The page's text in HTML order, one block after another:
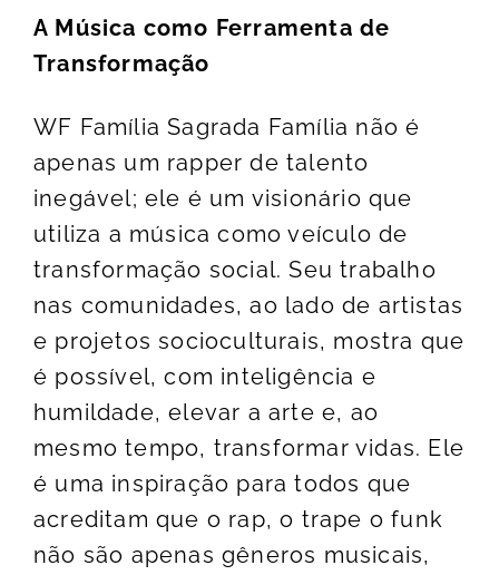
A Música como Ferramenta de
Transformação
WF Família Sagrada Família não é
apenas um rapper de talento
inegável; ele é um visionário que
utiliza a música como veículo de
transformação social. Seu trabalho
nas comunidades, ao lado de artistas
e projetos socioculturais, mostra que
é possível, com inteligência e
humildade, elevar a arte e, ao
mesmo tempo, transformar vidas. Ele
é uma inspiração para todos que
acreditam que o rap, o trape o funk
não são apenas gêneros musicais,